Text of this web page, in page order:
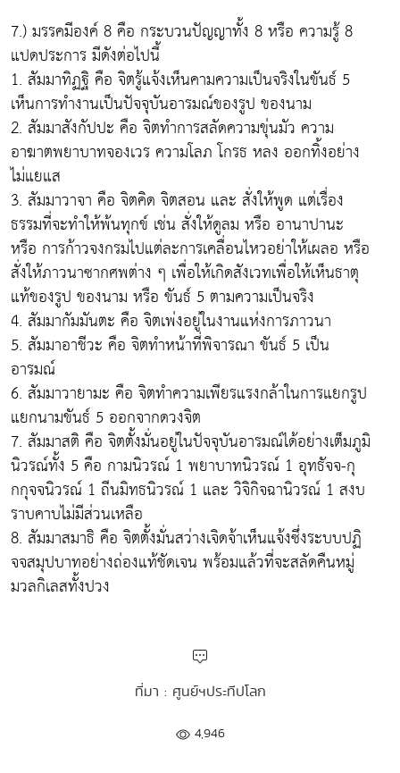
7.) มรรคมีองค์ 8 คือ กระบวนปัญญาทั้ง 8 หรือ ความรู้ 8
แปดประการ มีดังต่อไปนี้
1. สัมมาทิฏฐิ คือ จิตรู้แจ้งเห็นคามความเป็นจริงในขันธ์ 5
เห็นการทำงานเป็นปัจจุบันอารมณ์ของรูป ของนาม
2. สัมมาสังกัปปะ คือ จิตทำการสลัดความขุ่นมัว ความ
อาฆาตพยาบาทจองเวร ความโลภ โกรธ หลง ออกทิ้งอย่าง
ไม่แยแส
3. สัมมาวาจา คือ จิตคิด จิตสอน และ สั่งให้พูด แต่เรื่อง
ธรรมที่จะทำให้พ้นทุกข์ เช่น สั่งให้ดูลม หรือ อานาปานะ
หรือ การก้าวจงกรมไปแต่ละการเคลื่อนไหวอย่าให้เผลอ หรือ
สั่งให้ภาวนาซากศพต่าง ๆ เพื่อให้เกิดสังเวทเพื่อให้เห็นธาตุ
แท้ของรูป ของนาม หรือ ขันธ์ 5 ตามความเป็นจริง
4. สัมมากัมมันตะ คือ จิตเพ่งอยู่ในงานแห่งการภาวนา
5. สัมมาอาชีวะ คือ จิตทำหน้าที่พิจารณา ขันธ์ 5 เป็น
อารมณ์
6. สัมมาวายามะ คือ จิตทำความเพียรแรงกล้าในการแยกรูป
แยกนามขันธ์ 5 ออกจากดวงจิต
7. สัมมาสติ คือ จิตตั้งมั่นอยู่ในปัจจุบันอารมณ์ได้อย่างเต็มภูมิ
นิวรณ์ทั้ง 5 คือ กามนิวรณ์ 1 พยาบาทนิวรณ์ 1 อุทธัจจ-กุ
กกุจจนิวรณ์ 1 ถีนมิทธนิวรณ์ 1 และ วิจิกิจฉานิวรณ์ 1 สงบ
ราบคาบไม่มีส่วนเหลือ
8. สัมมาสมาธิ คือ จิตตั้งมั่นสว่างเจิดจ้าเห็นแจ้งซึ่งระบบปฏิ
จจสมุปบาทอย่างถ่องแท้ชัดเจน พร้อมแล้วที่จะสลัดคืนหมู่
มวลกิเลสทั้งปวง
ที่มา : ศูนย์ฯประทีปโลก
4,946